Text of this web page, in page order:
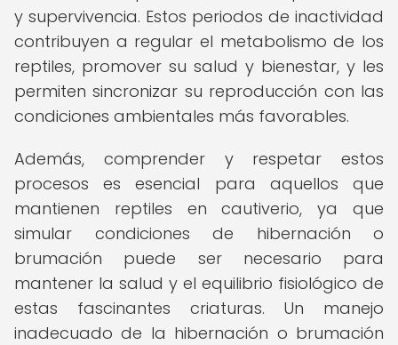
y supervivencia. Estos periodos de inactividad
contribuyen a regular el metabolismo de los
reptiles, promover su salud y bienestar, y les
permiten sincronizar su reproducción con las
condiciones ambientales más favorables.
Además, comprender y respetar estos
procesos es esencial para aquellos que
mantienen reptiles en cautiverio, ya que
simular condiciones de hibernación o
brumación puede ser necesario para
mantener la salud y el equilibrio fisiológico de
estas fascinantes criaturas. Un manejo
inadecuado de la hibernación o brumación